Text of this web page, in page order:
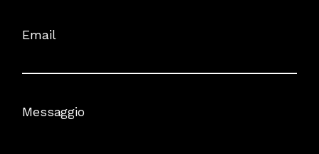
Email
Messaggio